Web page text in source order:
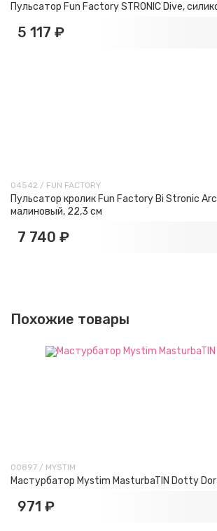
Пульсатор Fun Factory STRONIC Dive,
5 117 ₽
04542 / FUN FACTORY
Пульсатор кролик Fun Factory Bi Stronic
малиновый, 22,3 см
7 740 ₽
Похожие товары
00897 / MYSTIM
Мастурбатор Mystim MasturbaTIN Dotty
971 ₽